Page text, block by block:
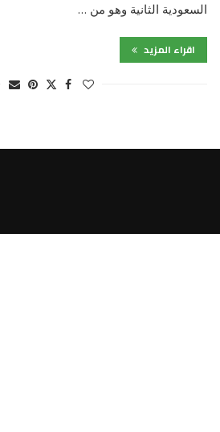
السعودية الثانية وهو من …
اقراء المزيد